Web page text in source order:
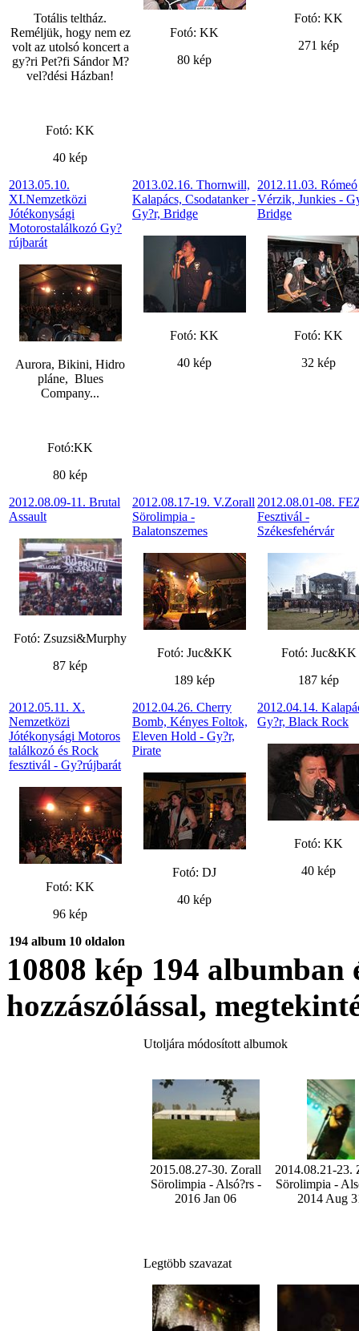
Totális teltház.
Reméljük, hogy nem ez
volt az utolsó koncert a
gy?ri Pet?fi Sándor M?
vel?dési Házban!
Fotó: KK
40 kép
Fotó: KK
80 kép
Fotó: KK
271 kép
2013.05.10.
XI.Nemzetközi
Jótékonysági
Motorostalálkozó Gy?
rújbarát
Aurora, Bikini, Hidro
pláne, Blues
Company...
Fotó:KK
80 kép
2013.02.16. Thornwill,
Kalapács, Csodatanker -
Gy?r, Bridge
Fotó: KK
40 kép
2012.11.03. Rómeó
Vérzik, Junkies -
Bridge
Fotó: KK
32 kép
2012.08.09-11. Brutal
Assault
Fotó: Zsuzsi&Murphy
87 kép
2012.08.17-19. V.Zorall
Sörolimpia -
Balatonszemes
Fotó: Juc&KK
189 kép
2012.08.01-08.
Fesztivál -
Székesfehérvár
Fotó: Juc&KK
187 kép
2012.05.11. X.
Nemzetközi
Jótékonysági Motoros
találkozó és Rock
fesztivál - Gy?rújbarát
Fotó: KK
96 kép
2012.04.26. Cherry
Bomb, Kényes Foltok,
Eleven Hold - Gy?r,
Pirate
Fotó: DJ
40 kép
2012.04.14.
Gy?r, Black Rock
Fotó: KK
40 kép
194 album 10 oldalon
10808 kép 194 albumban
hozzászólással,
Utoljára módosított albumok
2015.08.27-30. Zorall
Sörolimpia - Alsó?rs -
2016 Jan 06
2014.08.21-23.
Sörolimpia -
2014 Aug
Legtöbb szavazat